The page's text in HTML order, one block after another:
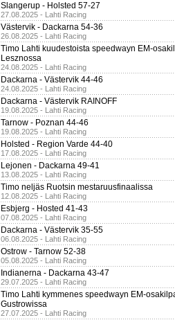
Slangerup - Holsted 57-27
27.08.2025 - Lahti Racing
Västervik - Dackarna 54-36
26.08.2025 - Lahti Racing
Timo Lahti kuudestoista speedwayn EM-
Lesznossa
24.08.2025 - Lahti Racing
Dackarna - Västervik 44-46
24.08.2025 - Lahti Racing
Dackarna - Västervik RAINOFF
19.08.2025 - Lahti Racing
Tarnow - Poznan 44-46
19.08.2025 - Lahti Racing
Holsted - Region Varde 44-40
17.08.2025 - Lahti Racing
Lejonen - Dackarna 49-41
13.08.2025 - Lahti Racing
Timo neljäs Ruotsin mestaruusfinaalissa
12.08.2025 - Lahti Racing
Esbjerg - Hosted 41-43
07.08.2025 - Lahti Racing
Dackarna - Västervik 35-55
06.08.2025 - Lahti Racing
Ostrow - Tarnow 52-38
05.08.2025 - Lahti Racing
Indianerna - Dackarna 43-47
29.07.2025 - Lahti Racing
Timo Lahti kymmenes speedwayn EM-
Gustrowissa
27.07.2025 - Lahti Racing